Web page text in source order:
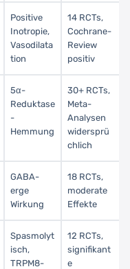
Positive
Inotropie,
Vasodilata
tion
14 RCTs,
Cochrane-
Review
positiv
5α-
Reduktase
-
Hemmung
30+ RCTs,
Meta-
Analysen
widersprü
chlich
GABA-
erge
Wirkung
18 RCTs,
moderate
Effekte
Spasmolyt
isch,
TRPM8-
12 RCTs,
signifikant
e